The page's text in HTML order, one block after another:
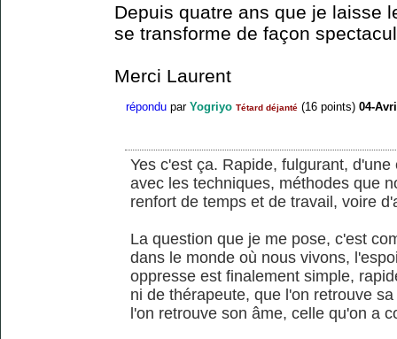
Depuis quatre ans que je laisse
se transforme de façon
Merci Laurent
répondu par Yogriyo Tétard déjanté (16 points) 04-
Yes c'est ça. Rapide, fulgurant,
avec les techniques, méthodes que
renfort de temps et de travail, voire
La question que je me pose, c'est
dans le monde où nous vivons,
oppresse est finalement simple,
ni de thérapeute, que l'on retrouve
l'on retrouve son âme, celle qu'on a